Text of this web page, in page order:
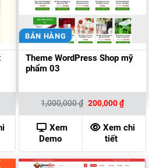
₫.
BÁN HÀNG
Theme WordPress Shop mỹ
phẩm 03
1,000,000₫ Giá
là:
1,000,000 ₫.
200,000₫Giá
hiện
tại
là:
Xem
Demo
Xem chi
tiết